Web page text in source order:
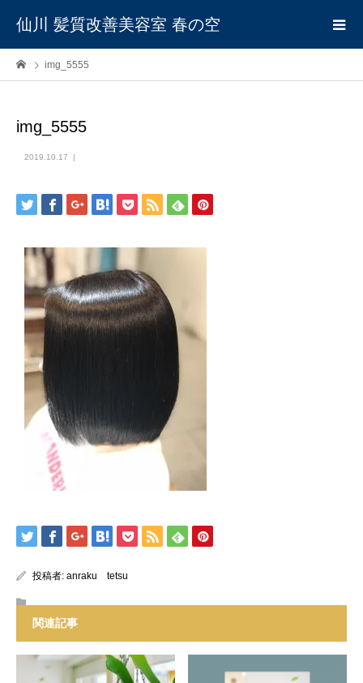
仙川 髪質改善美容室 春の空
img_5555
img_5555
2019.10.17
投稿者: anraku tetsu
関連記事